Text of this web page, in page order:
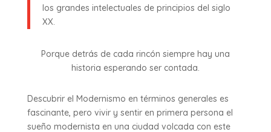
los grandes intelectuales de principios del siglo
XX.
Porque detrás de cada rincón siempre hay una
historia esperando ser contada.
Descubrir el Modernismo en términos generales es
fascinante, pero vivir y sentir en primera persona el
sueño modernista en una ciudad volcada con este